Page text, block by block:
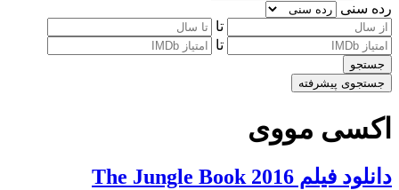
رده سنی
تا
تا
جستجو
جستجوی پیشرفته
اکسی مووی
دانلود فیلم The Jungle Book 2016